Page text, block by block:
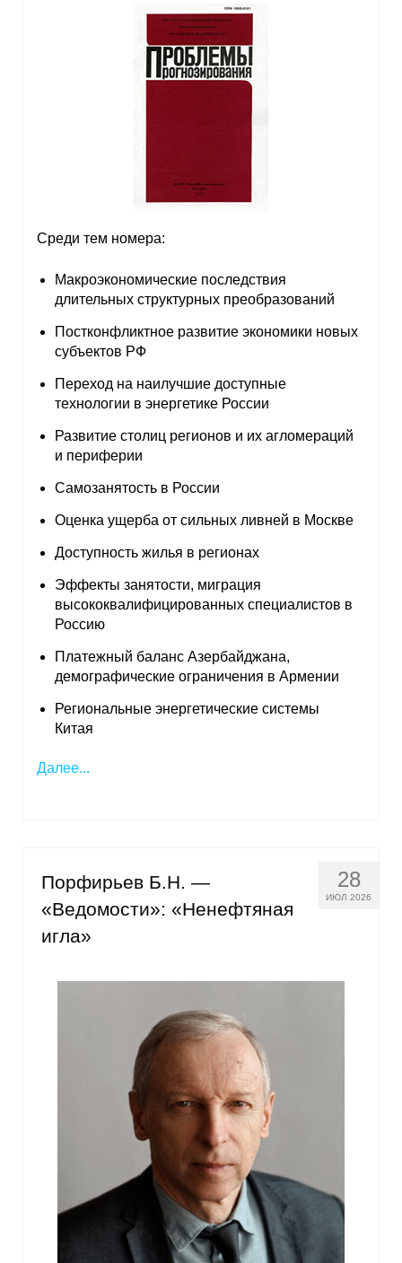
Среди тем номера:
Макроэкономические последствия
длительных структурных преобразований
Постконфликтное развитие экономики новых
субъектов РФ
Переход на наилучшие доступные
технологии в энергетике России
Развитие столиц регионов и их агломераций
и периферии
Самозанятость в России
Оценка ущерба от сильных ливней в Москве
Доступность жилья в регионах
Эффекты занятости, миграция
высококвалифицированных специалистов в
Россию
Платежный баланс Азербайджана,
демографические ограничения в Армении
Региональные энергетические системы
Китая
Далее...
28
ИЮЛ 2026
Порфирьев Б.Н. —
«Ведомости»: «Ненефтяная
игла»